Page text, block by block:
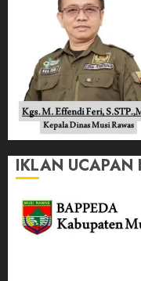
IKLAN UCAPAN